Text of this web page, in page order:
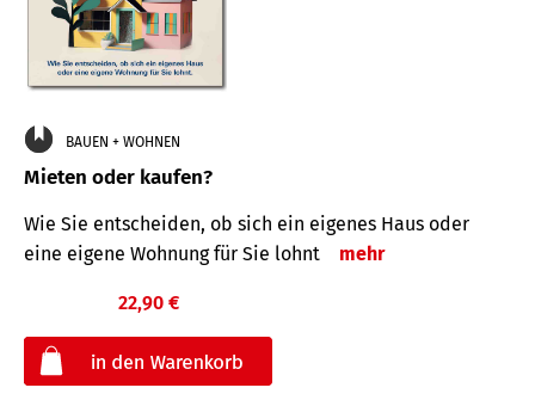
BAUEN + WOHNEN
Mieten oder kaufen?
Wie Sie entscheiden, ob sich ein eigenes Haus oder
eine eigene Wohnung für Sie lohnt
mehr
22,90 €